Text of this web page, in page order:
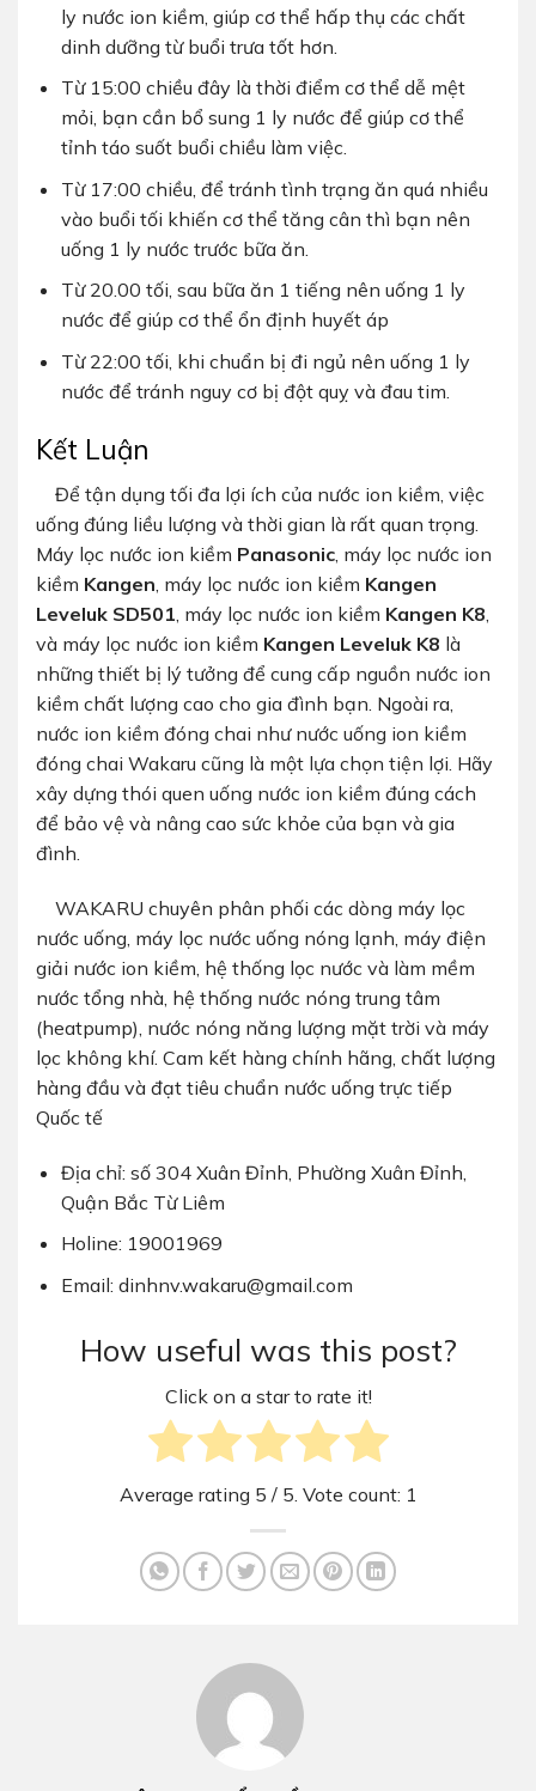
ly nước ion kiềm, giúp cơ thể hấp thụ các chất
dinh dưỡng từ buổi trưa tốt hơn.
Từ 15:00 chiều đây là thời điểm cơ thể dễ mệt
mỏi, bạn cần bổ sung 1 ly nước để giúp cơ thể
tỉnh táo suốt buổi chiều làm việc.
Từ 17:00 chiều, để tránh tình trạng ăn quá nhiều
vào buổi tối khiến cơ thể tăng cân thì bạn nên
uống 1 ly nước trước bữa ăn.
Từ 20.00 tối, sau bữa ăn 1 tiếng nên uống 1 ly
nước để giúp cơ thể ổn định huyết áp
Từ 22:00 tối, khi chuẩn bị đi ngủ nên uống 1 ly
nước để tránh nguy cơ bị đột quỵ và đau tim.
Kết Luận
Để tận dụng tối đa lợi ích của nước ion kiềm, việc
uống đúng liều lượng và thời gian là rất quan trọng.
Máy lọc nước ion kiềm Panasonic, máy lọc nước ion
kiềm Kangen, máy lọc nước ion kiềm Kangen
Leveluk SD501, máy lọc nước ion kiềm Kangen K8,
và máy lọc nước ion kiềm Kangen Leveluk K8 là
những thiết bị lý tưởng để cung cấp nguồn nước ion
kiềm chất lượng cao cho gia đình bạn. Ngoài ra,
nước ion kiềm đóng chai như nước uống ion kiềm
đóng chai Wakaru cũng là một lựa chọn tiện lợi. Hãy
xây dựng thói quen uống nước ion kiềm đúng cách
để bảo vệ và nâng cao sức khỏe của bạn và gia
đình.
WAKARU chuyên phân phối các dòng máy lọc
nước uống, máy lọc nước uống nóng lạnh, máy điện
giải nước ion kiềm, hệ thống lọc nước và làm mềm
nước tổng nhà, hệ thống nước nóng trung tâm
(heatpump), nước nóng năng lượng mặt trời và máy
lọc không khí. Cam kết hàng chính hãng, chất lượng
hàng đầu và đạt tiêu chuẩn nước uống trực tiếp
Quốc tế
Địa chỉ: số 304 Xuân Đỉnh, Phường Xuân Đỉnh,
Quận Bắc Từ Liêm
Holine: 19001969
Email: dinhnv.wakaru@gmail.com
How useful was this post?
Click on a star to rate it!
Average rating 5 / 5. Vote count: 1